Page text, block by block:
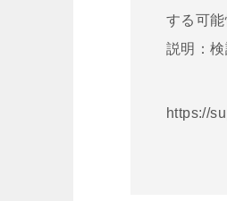
する可
説明：
https://